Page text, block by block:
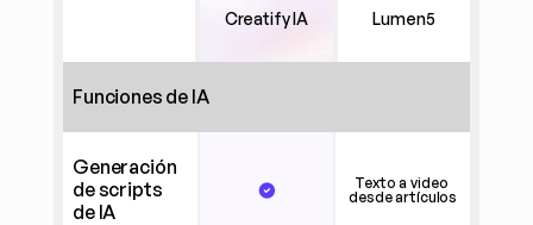
Creatify IA Lumen5
Funciones de IA
Generación
de scripts
de IA
Texto a video
desde artículos